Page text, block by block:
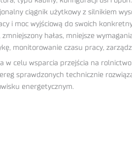
ciągnik użytkowy z silnikiem
i moc wyjściową do swoich
hałas, mniejsze
monitorowanie czasu pracy,
celu wsparcia przejścia na
sprawdzonych technicznie
energetycznym.